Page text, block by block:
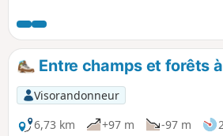
Entre champs et forêts
Visorandonneur
6,73 km
+97 m -97 m